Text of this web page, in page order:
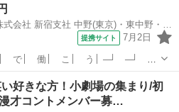
提携サイト 7月2日
採│ 用│ た│ だ│ い│ ま│
─┘ ─┘ ─┘ ─┘ ─┘ ─...
備員
い好きな方！小劇場の集まり/初
才コントメンバー募…